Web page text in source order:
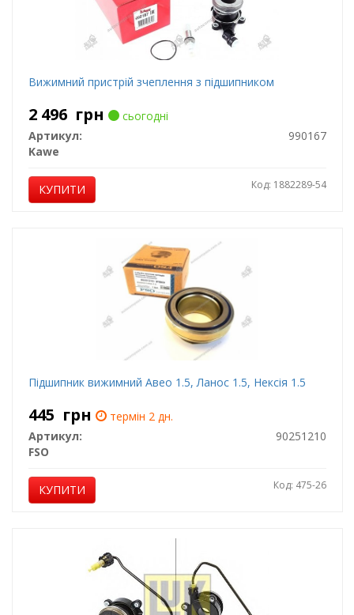
Вижимний пристрій зчеплення з підшипником
2 496 грн
сьогодні
Артикул:
990167
Kawe
КУПИТИ Код: 1882289-54
Підшипник вижимний Авео 1.5, Ланос 1.5, Нексія 1.5
445 грн
термін 2 дн.
Артикул:
90251210
FSO
КУПИТИ Код: 475-26